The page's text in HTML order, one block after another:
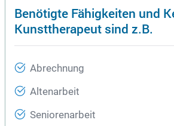
Benötigte Fähigkeiten und
Kunsttherapeut sind z.B.
Abrechnung
Altenarbeit
Seniorenarbeit